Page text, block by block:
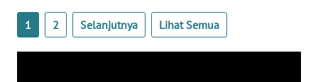
1 2 Selanjutnya Lihat Semua
WN
SUMBAR